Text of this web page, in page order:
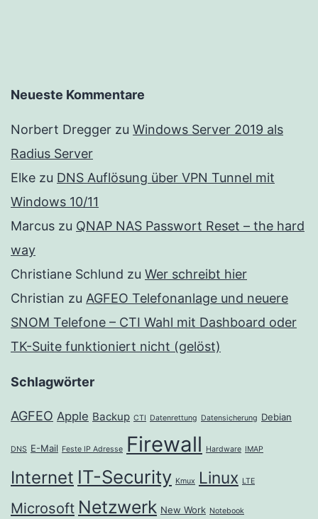
Neueste Kommentare
Norbert Dregger zu Windows Server 2019 als
Radius Server
Elke zu DNS Auflösung über VPN Tunnel mit
Windows 10/11
Marcus zu QNAP NAS Passwort Reset – the hard
way
Christiane Schlund zu Wer schreibt hier
Christian zu AGFEO Telefonanlage und neuere
SNOM Telefone – CTI Wahl mit Dashboard oder
TK-Suite funktioniert nicht (gelöst)
Schlagwörter
AGFEO Apple Backup CTI Datenrettung Datensicherung Debian
DNS E-Mail Feste IP Adresse Firewall Hardware IMAP
Internet IT-Security Kmux Linux LTE
Microsoft Netzwerk New Work Notebook